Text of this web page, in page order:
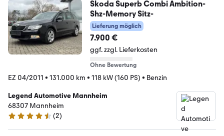
Skoda Superb Combi Ambition-
Shz-Memory Sitz-
Lieferung möglich
7.900 €
ggf. zzgl. Lieferkosten
Ohne Bewertung
EZ 04/2011 • 131.000 km • 118 kW (160 PS) • Benzin
Legend Automotive Mannheim
68307 Mannheim
4.7 Sterne
(2)